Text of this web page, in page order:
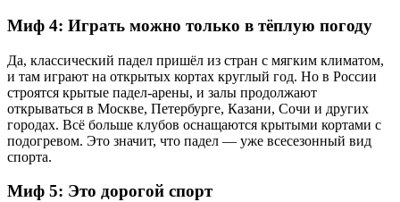
Миф 4: Играть можно только в тёплую погоду
Да, классический падел пришёл из стран с мягким климатом,
и там играют на открытых кортах круглый год. Но в России
строятся крытые падел-арены, и залы продолжают
открываться в Москве, Петербурге, Казани, Сочи и других
городах. Всё больше клубов оснащаются крытыми кортами с
подогревом. Это значит, что падел — уже всесезонный вид
спорта.
Миф 5: Это дорогой спорт